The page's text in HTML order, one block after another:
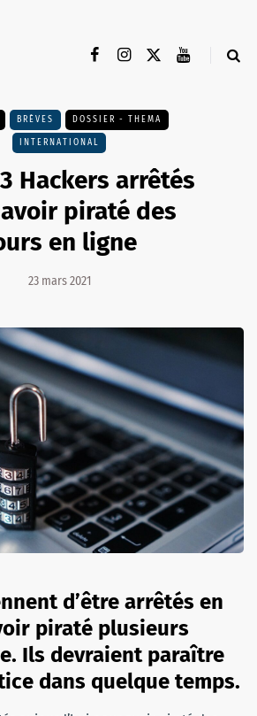
BRÈVES DOSSIER - THEMA
INTERNATIONAL
Hackers arrêtés
piraté des
en ligne
23 mars 2021
d’être arrêtés en
piraté plusieurs
Ils devraient paraître
dans quelque temps.